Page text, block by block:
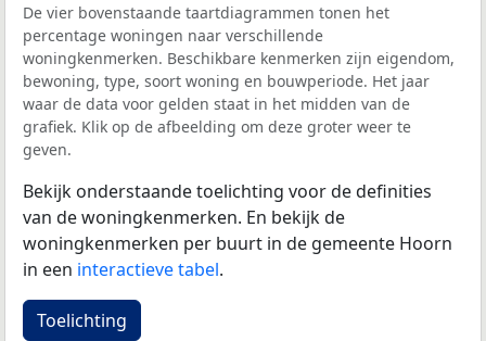
De vier bovenstaande taartdiagrammen tonen het
percentage woningen naar verschillende
woningkenmerken. Beschikbare kenmerken zijn eigendom,
bewoning, type, soort woning en bouwperiode. Het jaar
waar de data voor gelden staat in het midden van de
grafiek. Klik op de afbeelding om deze groter weer te
geven.
Bekijk onderstaande toelichting voor de definities
van de woningkenmerken. En bekijk de
woningkenmerken per buurt in de gemeente Hoorn
in een interactieve tabel.
Toelichting